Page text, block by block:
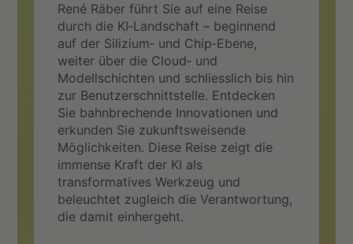
René Räber führt Sie auf eine Reise
durch die KI‑Landschaft – beginnend
auf der Silizium‑ und Chip‑Ebene,
weiter über die Cloud‑ und
Modellschichten und schliesslich bis hin
zur Benutzerschnittstelle. Entdecken
Sie bahnbrechende Innovationen und
erkunden Sie zukunftsweisende
Möglichkeiten. Diese Reise zeigt die
immense Kraft der KI als
transformatives Werkzeug und
beleuchtet zugleich die Verantwortung,
die damit einhergeht.